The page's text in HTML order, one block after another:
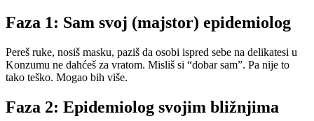
Faza 1: Sam svoj (majstor) epidemiolog
Pereš ruke, nosiš masku, paziš da osobi ispred sebe na delikatesi u
Konzumu ne dahćeš za vratom. Misliš si “dobar sam”. Pa nije to
tako teško. Mogao bih više.
Faza 2: Epidemiolog svojim bližnjima